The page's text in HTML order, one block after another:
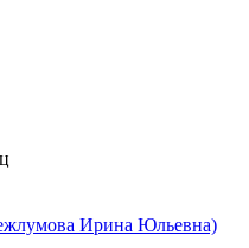
Ирина Юльевна)